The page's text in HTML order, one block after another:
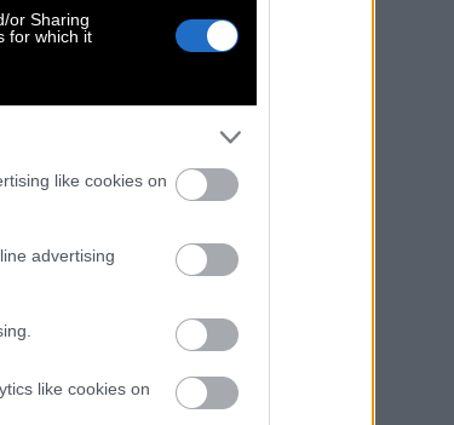
or Sharing
for which it
like cookies on
advertising
like cookies on